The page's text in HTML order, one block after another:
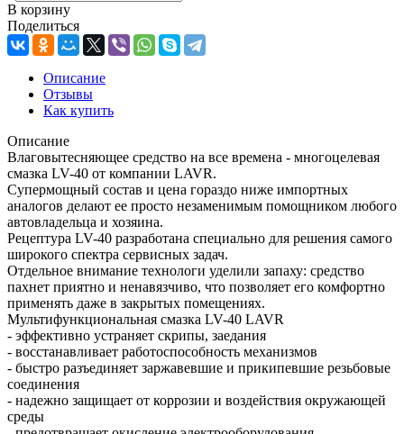
В корзину
Поделиться
Описание
Отзывы
Как купить
Описание
Влаговытесняющее средство на все времена - многоцелевая
смазка LV-40 от компании LAVR.
Супермощный состав и цена гораздо ниже импортных
аналогов делают ее просто незаменимым помощником любого
автовладельца и хозяина.
Рецептура LV-40 разработана специально для решения самого
широкого спектра сервисных задач.
Отдельное внимание технологи уделили запаху: средство
пахнет приятно и ненавязчиво, что позволяет его комфортно
применять даже в закрытых помещениях.
Мультифункциональная смазка LV-40 LAVR
- эффективно устраняет скрипы, заедания
- восстанавливает работоспособность механизмов
- быстро разъединяет заржавевшие и прикипевшие резьбовые
соединения
- надежно защищает от коррозии и воздействия окружающей
среды